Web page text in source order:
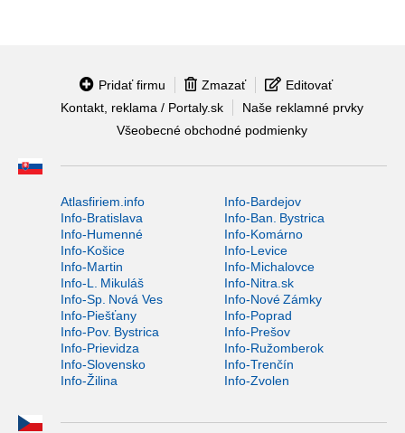
Pridať firmu Zmazať
Editovať
Kontakt, reklama / Portaly.sk
Naše reklamné prvky
Všeobecné obchodné podmienky
Atlasfiriem.info
Info-Bardejov
Info-Bratislava
Info-Ban. Bystrica
Info-Humenné
Info-Komárno
Info-Košice
Info-Levice
Info-Martin
Info-Michalovce
Info-L. Mikuláš
Info-Nitra.sk
Info-Sp. Nová Ves
Info-Nové Zámky
Info-Piešťany
Info-Poprad
Info-Pov. Bystrica
Info-Prešov
Info-Prievidza
Info-Ružomberok
Info-Slovensko
Info-Trenčín
Info-Žilina
Info-Zvolen